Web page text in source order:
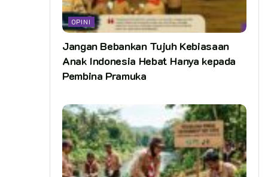
OPINI
Jangan Bebankan Tujuh Kebiasaan
Anak Indonesia Hebat Hanya kepada
Pembina Pramuka